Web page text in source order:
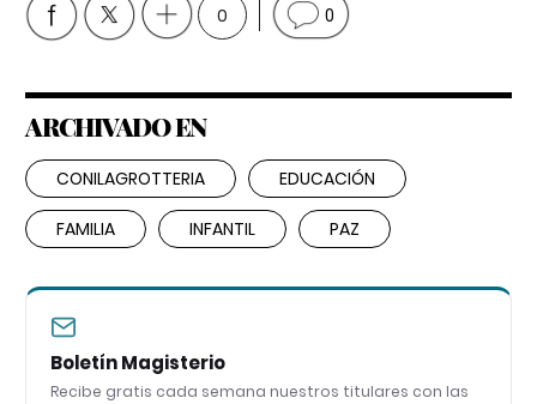
0 0
ARCHIVADO EN
CONILAGROTTERIA EDUCACIÓN
FAMILIA INFANTIL PAZ
Boletín Magisterio
Recibe gratis cada semana nuestros titulares con las